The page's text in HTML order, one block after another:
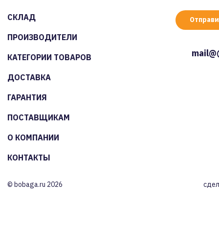
СКЛАД
ПРОИЗВОДИТЕЛИ
КАТЕГОРИИ ТОВАРОВ
ДОСТАВКА
ГАРАНТИЯ
ПОСТАВЩИКАМ
О КОМПАНИИ
КОНТАКТЫ
© bobaga.ru 2026